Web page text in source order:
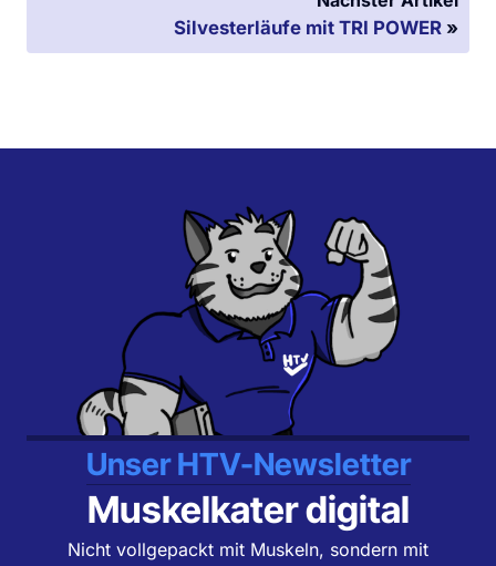
Silvesterläufe mit TRI POWER »
Unser HTV-Newsletter
Muskelkater digital
Nicht vollgepackt mit Muskeln, sondern mit